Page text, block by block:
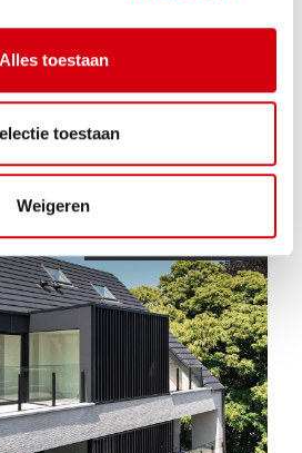
Alles toestaan
toestaan
Weigeren
18